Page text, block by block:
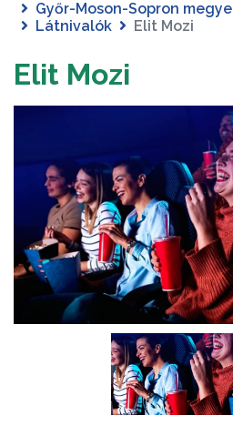
Győr-Moson-Sopron megye
Látnivalók
Elit Mozi
Elit Mozi